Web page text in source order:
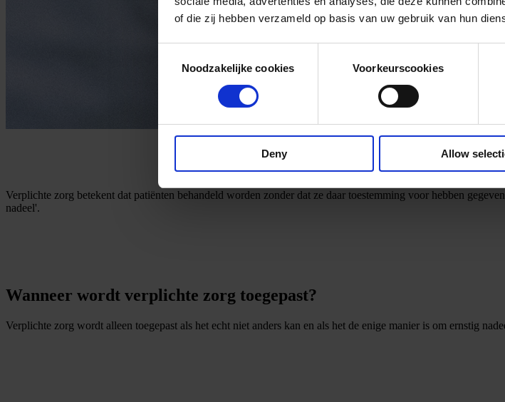
of die zij hebben verzameld op basis van uw gebruik van hun
SelectionNoodzakelijke cookies Voorkeurscookies
Deny Allow
Verplichte zorg betekent dat patiënten behandeld worden zonder dat ze daar toestemming voor hebben
nadeel'.
Wanneer wordt verplichte zorg toegepast?
Verplichte zorg wordt alleen toegepast als het echt niet anders kan en als het de enige manier is om ernstig